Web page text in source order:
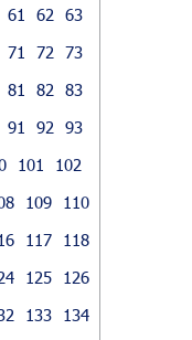
61 62
63
71 72
73
81 82
83
91 92
93
101
102
109
110
117
118
125
126
133
134